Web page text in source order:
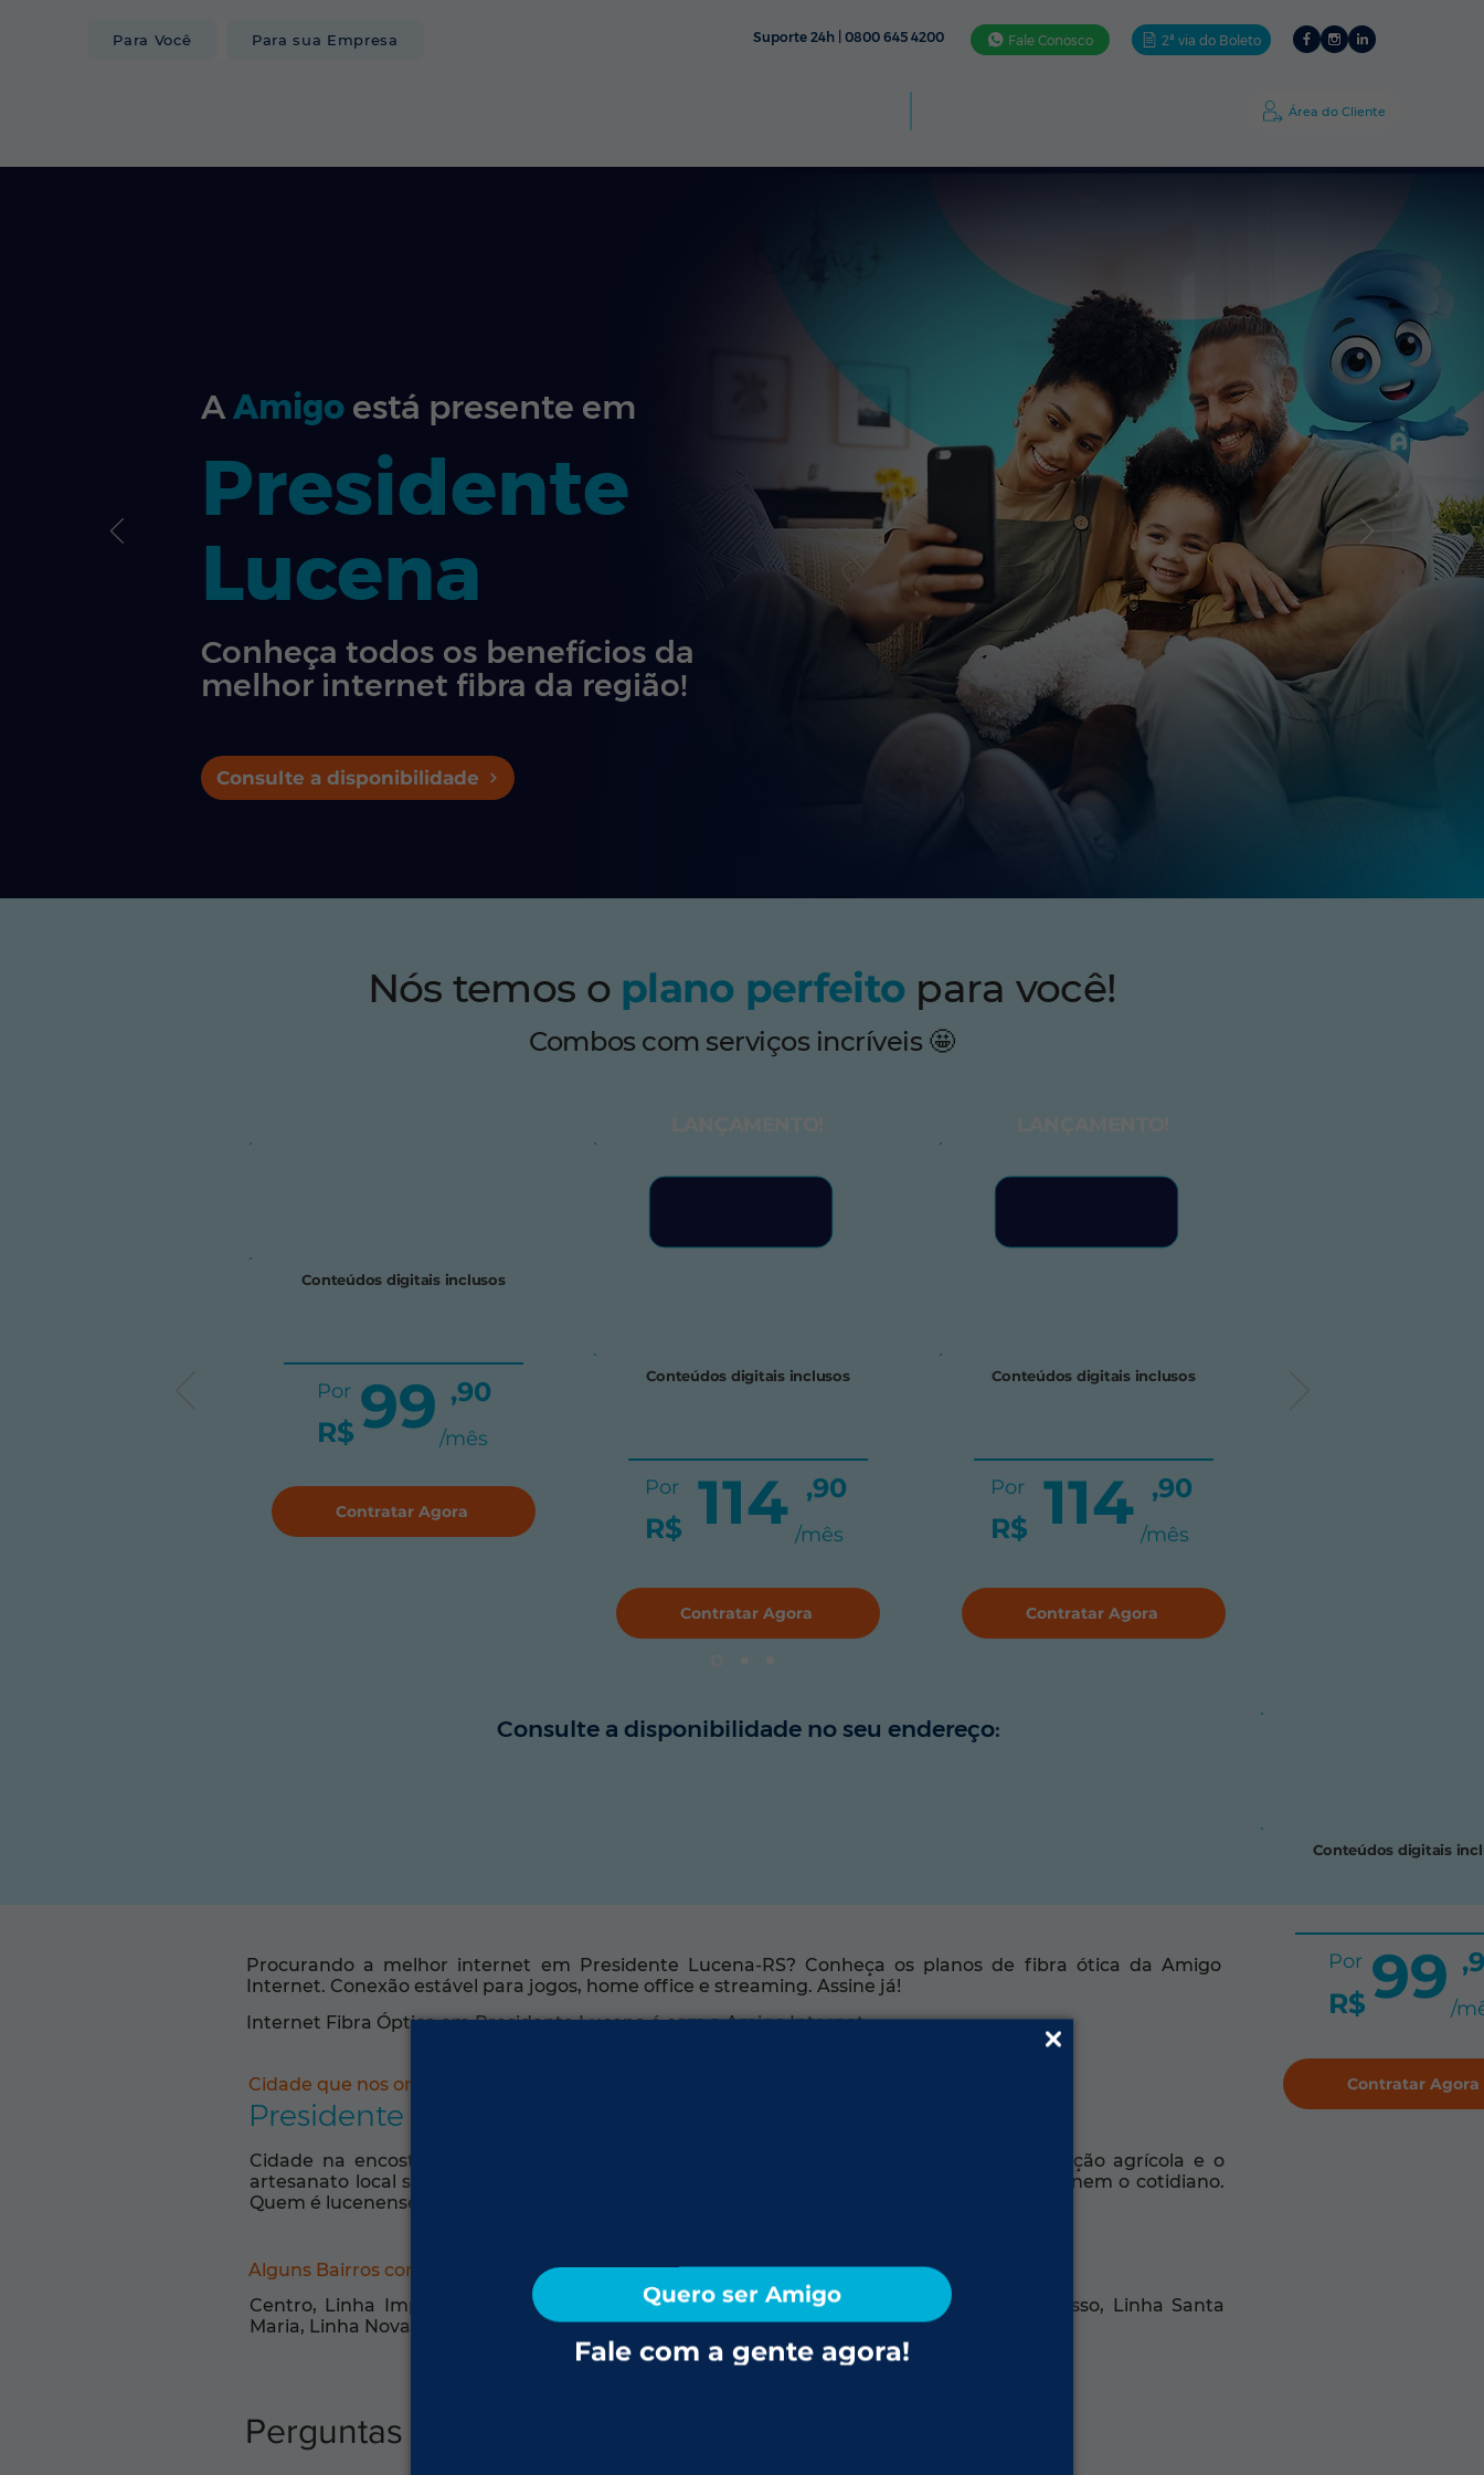
Quero ser Amigo
Fale com a gente agora!
Para Você Para sua Empresa Suporte 24h | 0800 645 4200 Fale Conosco 2ª via do Boleto
Área do Cliente
Presidente
Lucena
Conheça todos os benefícios da
melhor internet fibra da região!
AAmigo está presente em
Consulte a disponibilidade
Nós temos o plano perfeito para você!
Combos com serviços incríveis 🤩
Conteúdos digitais
99
Por
R$ /
Contratar Agora
Conteúdos digitais inclusos
99
Por
R$
,90
/mês
Contratar Agora
Conteúdos digitais inclusos
114
Por
R$
,90
/mês
Contratar Agora
Conteúdos digitais inclusos
114
Por
R$
,90
/mês
Contratar Agora
Consulte a disponibilidade no seu endereço:
Procurando a melhor internet em Presidente Lucena-RS? Conheça os planos de fibra ótica da Amigo
Internet. Conexão estável para jogos, home office e streaming. Assine já!
Internet Fibra Óptica em Presidente Lucena é com a Amigo Internet.
Cidade que nos orgulha:
Presidente Lucena-RS
Cidade na encosta da serra com herança germânica e paisagem privilegiada. A produção agrícola e o
artesanato local são vocações admiráveis. O espírito comunitário e a vida acolhedora definem o cotidiano.
Quem é lucenense vive a serenidade e a beleza da colônia gaúcha.
Alguns Bairros com Internet da Amigo:
Centro, Linha Imperial, Linha Bonita, São José, Boa Vista, Vila Nova, São Roque, Progresso, Linha Santa
Maria, Linha Nova
Perguntas frequentes